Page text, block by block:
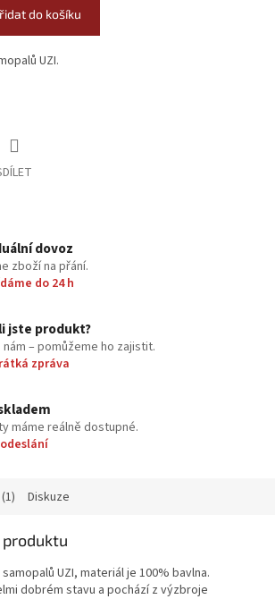
do košíku
UZI.
dovoz
zboží na přání.
do 24 h
jste produkt?
– pomůžeme ho zajistit.
zpráva
máme reálně dostupné.
Diskuze
UZI, materiál je 100% bavlna.
dobrém stavu a pochází z výzbroje